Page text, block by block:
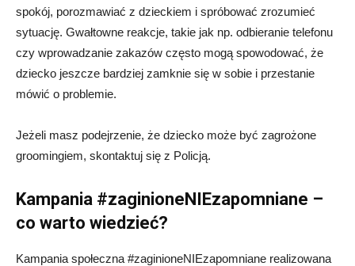
spokój, porozmawiać z dzieckiem i spróbować zrozumieć
sytuację. Gwałtowne reakcje, takie jak np. odbieranie telefonu
czy wprowadzanie zakazów często mogą spowodować, że
dziecko jeszcze bardziej zamknie się w sobie i przestanie
mówić o problemie.
Jeżeli masz podejrzenie, że dziecko może być zagrożone
groomingiem, skontaktuj się z Policją.
Kampania #zaginioneNIEzapomniane –
co warto wiedzieć?
Kampania społeczna #zaginioneNIEzapomniane realizowana